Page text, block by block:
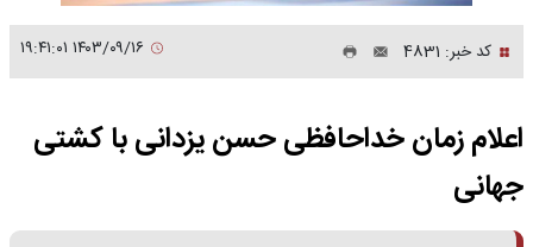
کد خبر: 4831
اعلام زمان خداحافظی حسن یزدانی با کشتی
جهانی